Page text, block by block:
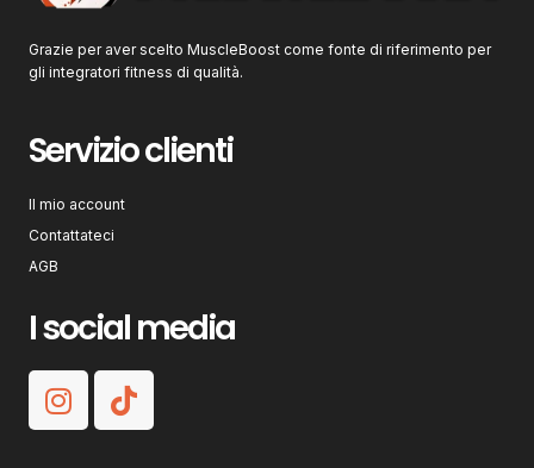
Grazie per aver scelto MuscleBoost come fonte di riferimento per
gli integratori fitness di qualità.
Servizio clienti
Il mio account
Contattateci
AGB
I social media